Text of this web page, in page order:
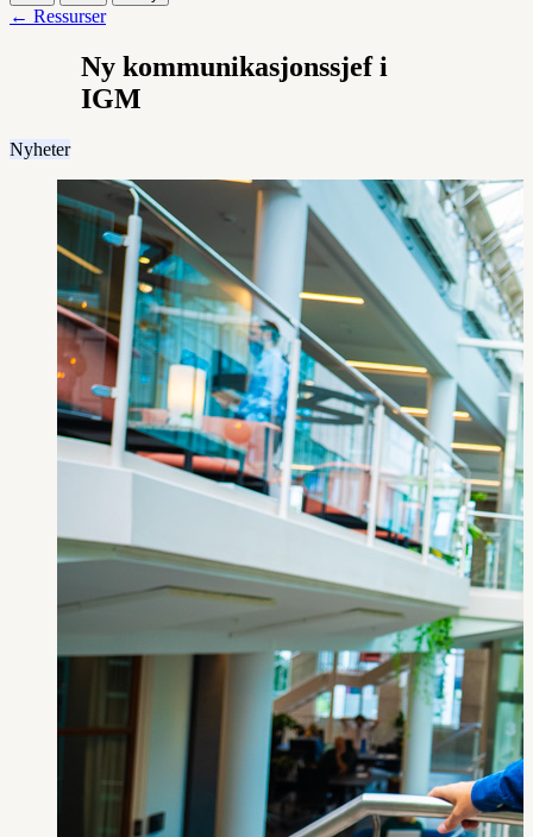
← Ressurser
Ny kommunikasjonssjef i
IGM
Nyheter